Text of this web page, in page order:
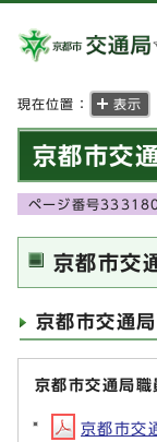
現在位置： 表示
京都市交
ページ番号
京都市交
京都市交通
京都市交通局職
京都市交